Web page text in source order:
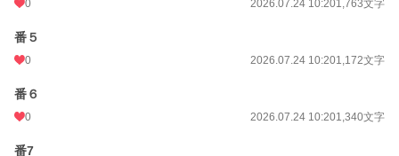
0 2026.07.24 10:201,763文字
番５
0 2026.07.24 10:201,172文字
番６
0 2026.07.24 10:201,340文字
番7